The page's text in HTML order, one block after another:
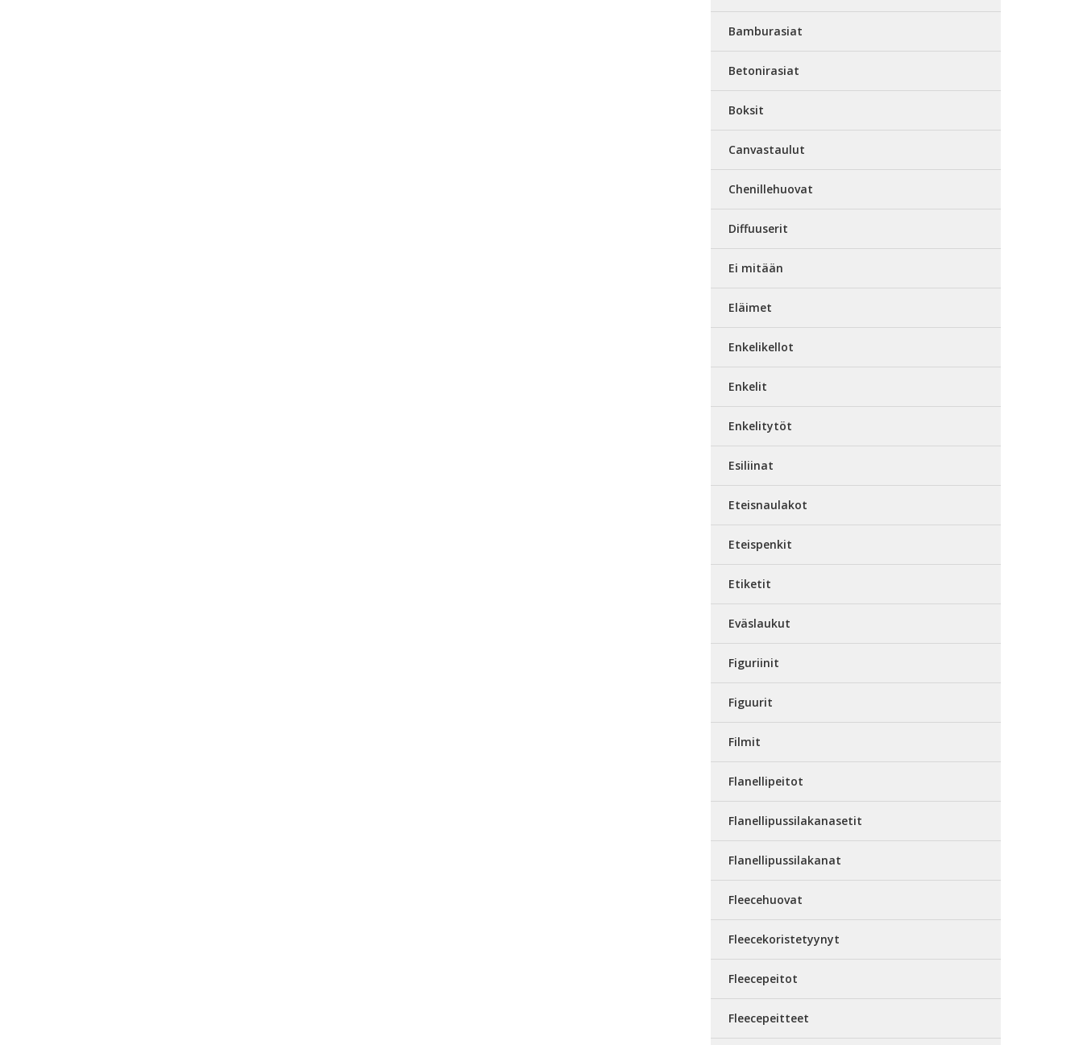
Bamburasiat
Betonirasiat
Boksit
Canvastaulut
Chenillehuovat
Diffuuserit
Ei mitään
Eläimet
Enkelikellot
Enkelit
Enkelitytöt
Esiliinat
Eteisnaulakot
Eteispenkit
Etiketit
Eväslaukut
Figuriinit
Figuurit
Filmit
Flanellipeitot
Flanellipussilakanasetit
Flanellipussilakanat
Fleecehuovat
Fleecekoristetyynyt
Fleecepeitot
Fleecepeitteet